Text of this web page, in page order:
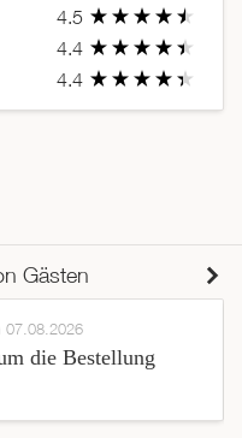
4.5
4.4
4.4
Gästen
07.08.2026
die Bestellung